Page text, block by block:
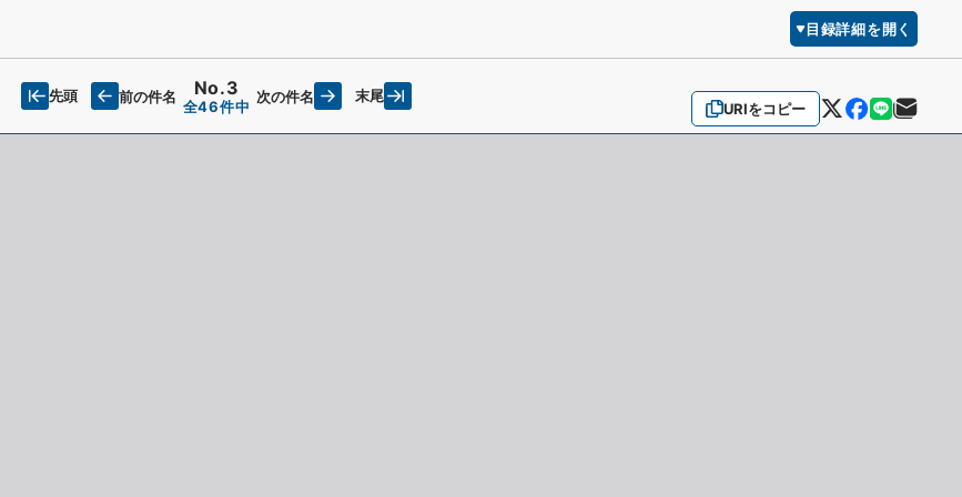
目録詳細を開く
URIをコピー
先頭 前の件名 No.3
全46件中
次の件名 末尾